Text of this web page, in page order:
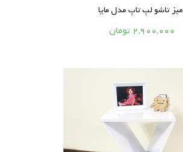
میز تاشو لپ تاپ مدل مایا



2,900,000 تومان